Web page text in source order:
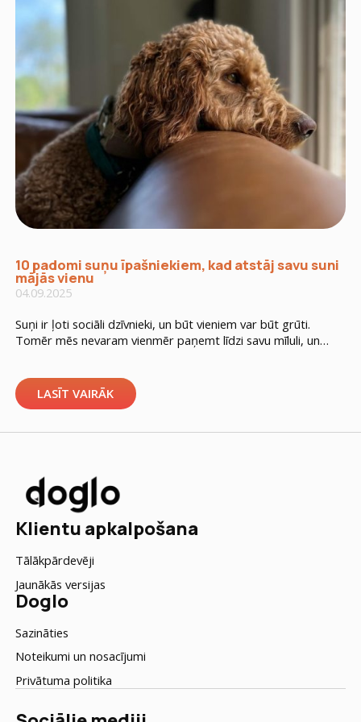
10 padomi suņu īpašniekiem, kad atstāj savu suni
mājās vienu
04.09.2025
Suņi ir ļoti sociāli dzīvnieki, un būt vieniem var būt grūti.
Tomēr mēs nevaram vienmēr paņemt līdzi savu mīluli, un
novērš stresu un uzvedības problēmas. Šeit ir 10 praktiski
padomi, kas palīdzēs sagatavot suni palikšanai vienam: 1.
LASĪT VAIRĀK
Klientu apkalpošana
Tālākpārdevēji
Jaunākās versijas
Doglo
Sazināties
Noteikumi un nosacījumi
Privātuma politika